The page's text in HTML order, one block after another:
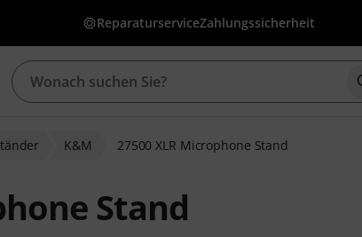
ReparaturserviceZahlungssicherheit
K&M 27500 XLR Microphone Stand
Stand